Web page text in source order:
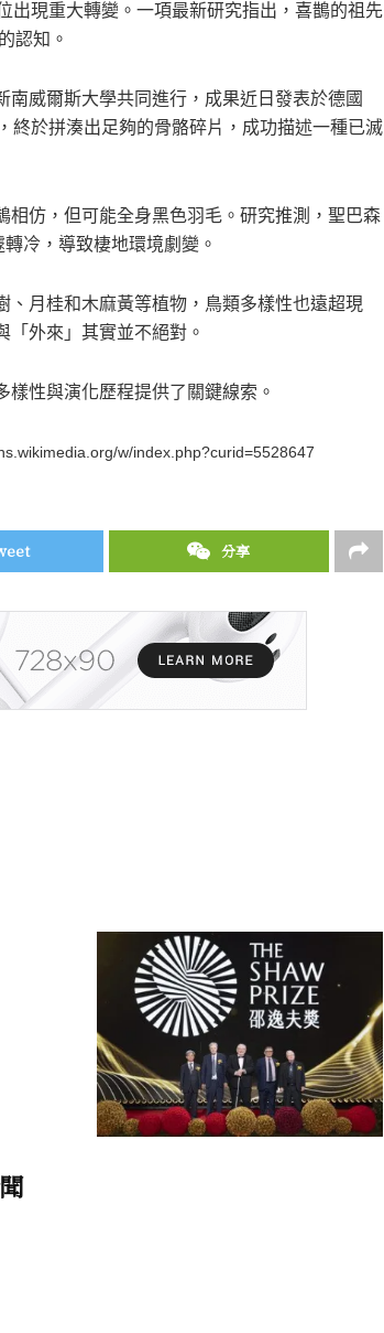
現重大轉變。一項最新研究指出，喜鵲的祖先
認知。
威爾斯大學共同進行，成果近日發表於德國
終於拼湊出足夠的骨骼碎片，成功描述一種已滅
仿，但可能全身黑色羽毛。研究推測，聖巴森
冷，導致棲地環境劇變。
月桂和木麻黃等植物，鳥類多樣性也遠超現
外來」其實並不絕對。
性與演化歷程提供了關鍵線索。
w/index.php?curid=5528647
分享